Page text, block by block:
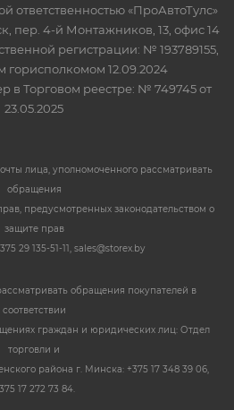
ответственностью «ПроАвтоТулс»
пер. 4-й Монтажников, 13, офис 14
регистрации: № 193789155,
12.09.2024
в Торговом реестре: № 749745 от
23.05.2025
лица, уполномоченного рассматривать
обращения
предусмотренных законодательством о
защите прав
29 135-51-11, sales@storex.by
обращения покупателей в
соответствии
граждан и юридических лиц: Отдел
торговли и
района г. Минска: +375 17 348 39 06,
17 272 73 84.